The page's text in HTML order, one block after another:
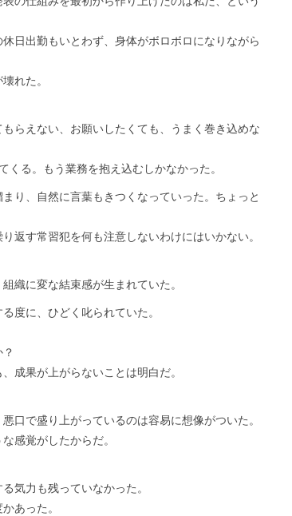
日出勤もいとわず、身体がボロボロになりながら
れた。
らえない、お願いしたくても、うまく巻き込めな
る。もう業務を抱え込むしかなかった。
り、自然に言葉もきつくなっていった。ちょっと
返す常習犯を何も注意しないわけにはいかない。
織に変な結束感が生まれていた。
度に、ひどく叱られていた。
成果が上がらないことは明白だ。
口で盛り上がっているのは容易に想像がついた。
感覚がしたからだ。
気力も残っていなかった。
あった。